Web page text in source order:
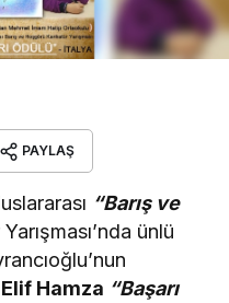
PAYLAŞ
“Barış ve
ünlü
Hamza “Başarı